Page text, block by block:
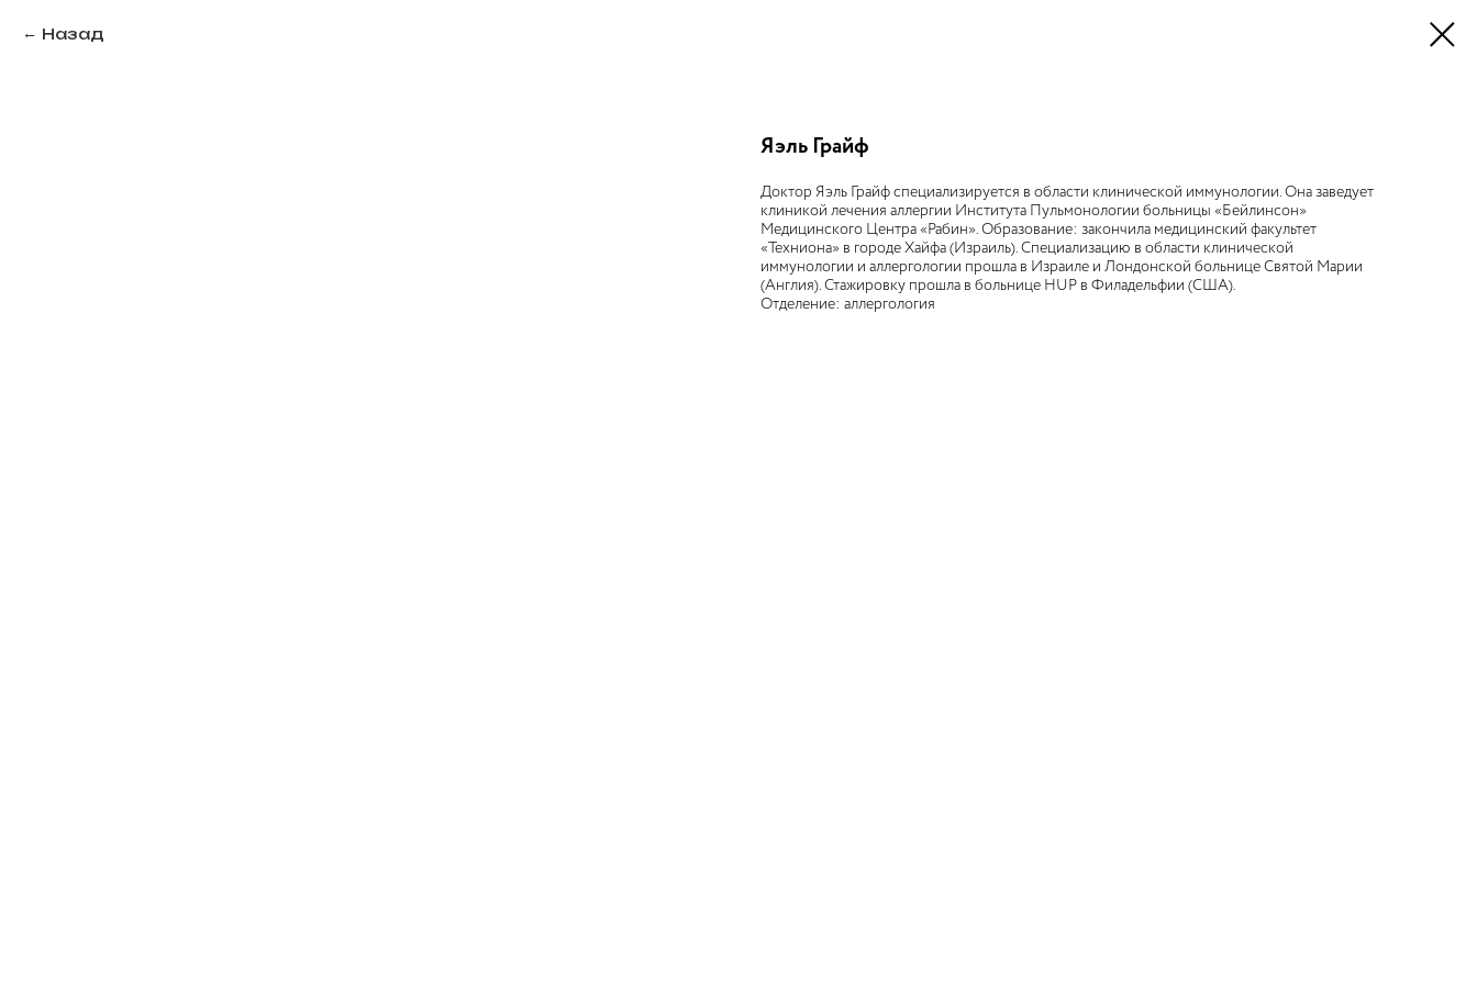
Назад
Яэль Грайф
Доктор Яэль Грайф специализируется в области клинической иммунологии. Она заведует
клиникой лечения аллергии Института Пульмонологии больницы «Бейлинсон»
Медицинского Центра «Рабин». Образование: закончила медицинский факультет
«Техниона» в городе Хайфа (Израиль). Специализацию в области клинической
иммунологии и аллергологии прошла в Израиле и Лондонской больнице Святой Марии
(Англия). Стажировку прошла в больнице HUP в Филадельфии (США).
Отделение: аллергология